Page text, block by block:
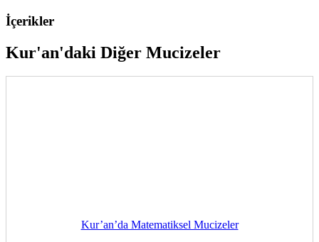
İçerikler
Kur'an'daki Diğer Mucizeler
Kur’an’da Matematiksel Mucizeler